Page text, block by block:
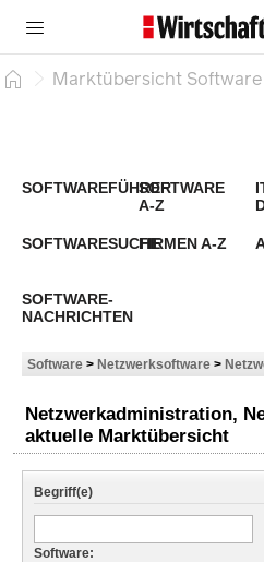
Marktübersicht
SOFTWAREFÜHRERSOFTWARE
A-Z
SOFTWARESUCHEFIRMEN A-Z
SOFTWARE-
NACHRICHTEN
Software > Netzwerksoftware >
Netzwerkadministration,
aktuelle Marktübersicht
Begriff(e)
Software: